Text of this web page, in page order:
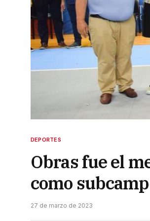
DEPORTES
Obras fue el
como
27 de marzo de 2023